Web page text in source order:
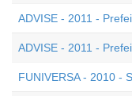
ADVISE - 2011 -
ADVISE - 2011 -
FUNIVERSA - 2010 -